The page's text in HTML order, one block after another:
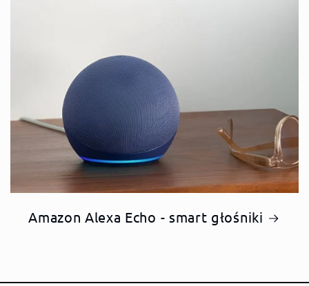
Amazon Alexa Echo - smart głośniki